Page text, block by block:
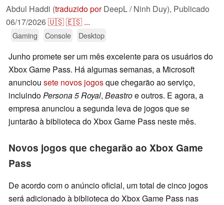
Abdul Haddi (traduzido porDeepL / Ninh Duy), Publicado
06/17/2026🇺🇸🇪🇸 ...
Gaming Console Desktop
Junho promete ser um mês excelente para os usuários do
Xbox Game Pass. Há algumas semanas, a Microsoft
anunciou sete novos jogosque chegarão ao serviço,
incluindoPersona 5 Royal, Beastroe outros. E agora, a
empresa anunciou a segunda leva de jogos que se
juntarão à biblioteca do Xbox Game Pass neste mês.
Novos jogos que chegarão ao Xbox Game
Pass
De acordo com o anúncio oficial, um total de cinco jogos
será adicionado à biblioteca do Xbox Game Pass nas